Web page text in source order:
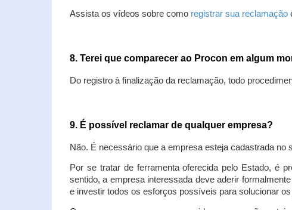
Assista os vídeos sobre como registrar sua reclamação
8. Terei que comparecer ao Procon em algum
Do registro à finalização da reclamação, todo
9. É possível reclamar de qualquer empresa?
Não. É necessário que a empresa esteja cadastrada no
Por se tratar de ferramenta oferecida pelo Estado, é
sentido, a empresa interessada deve aderir
e investir todos os esforços possíveis para solucionar